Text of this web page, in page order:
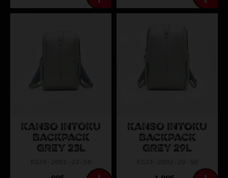
KANSO INTOKU
BACKPACK
GREY 23L
KANSO INTOKU
BACKPACK
GREY 29L